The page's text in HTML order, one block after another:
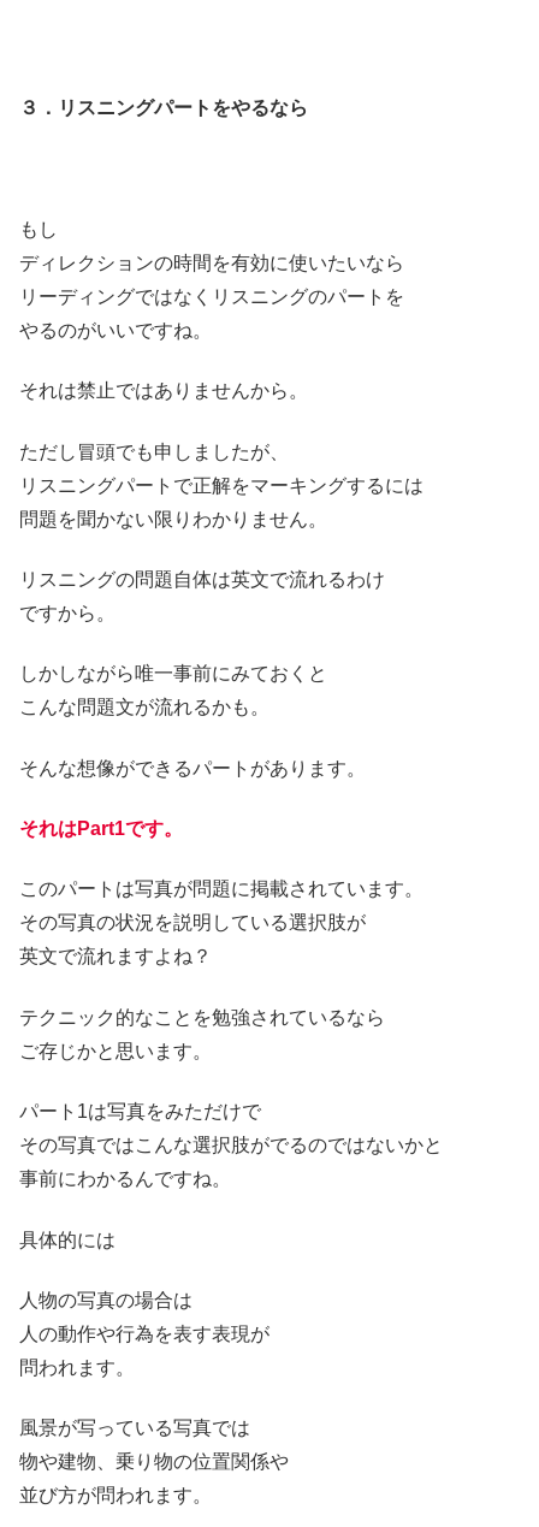
３．リスニングパートをやるなら
もし
ディレクションの時間を有効に使いたいなら
リーディングではなくリスニングのパートを
やるのがいいですね。
それは禁止ではありませんから。
ただし冒頭でも申しましたが、
リスニングパートで正解をマーキングするには
問題を聞かない限りわかりません。
リスニングの問題自体は英文で流れるわけ
ですから。
しかしながら唯一事前にみておくと
こんな問題文が流れるかも。
そんな想像ができるパートがあります。
それはPart1です。
このパートは写真が問題に掲載されています。
その写真の状況を説明している選択肢が
英文で流れますよね？
テクニック的なことを勉強されているなら
ご存じかと思います。
パート1は写真をみただけで
その写真ではこんな選択肢がでるのではないかと
事前にわかるんですね。
具体的には
人物の写真の場合は
人の動作や行為を表す表現が
問われます。
風景が写っている写真では
物や建物、乗り物の位置関係や
並び方が問われます。